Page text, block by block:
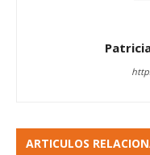
ARTICULOS